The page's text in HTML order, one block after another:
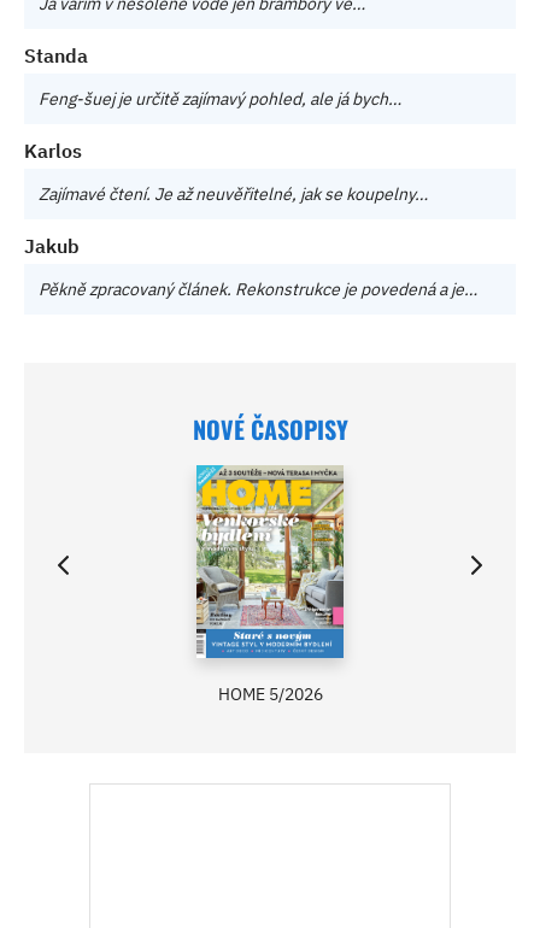
Standa
Feng-šuej je určitě zajímavý pohled, ale já bych…
Karlos
Zajímavé čtení. Je až neuvěřitelné, jak se koupelny…
Jakub
Pěkně zpracovaný článek. Rekonstrukce je povedená a je…
NOVÉ ČASOPISY
HOME 5/2026